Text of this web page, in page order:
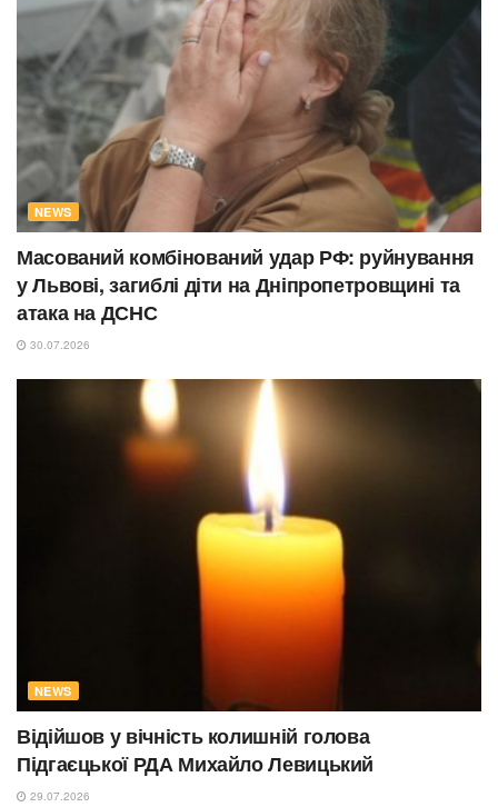
NEWS
Масований комбінований удар РФ: руйнування
у Львові, загиблі діти на Дніпропетровщині та
атака на ДСНС
30.07.2026
NEWS
Відійшов у вічність колишній голова
Підгаєцької РДА Михайло Левицький
29.07.2026